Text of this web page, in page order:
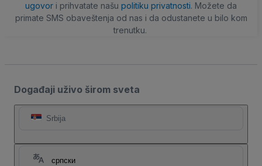
ugovor i prihvatate našu politiku privatnosti. Možete da
primate SMS obaveštenja od nas i da odustanete u bilo kom
trenutku.
Događaji uživo širom sveta
Srbija
српски